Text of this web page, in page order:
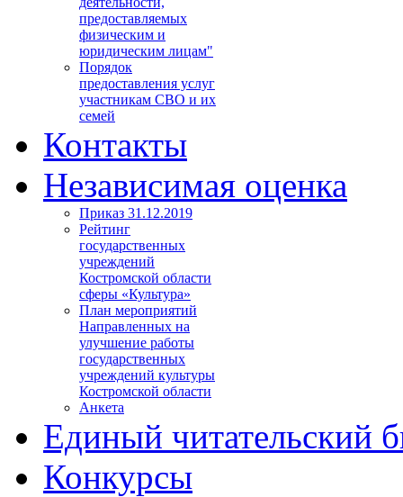
предоставляемых
физическим и
юридическим лицам"
Порядок
предоставления услуг
участникам СВО и их
семей
Контакты
Независимая оценка
Приказ 31.12.2019
Рейтинг
государственных
учреждений
Костромской области
сферы «Культура»
План мероприятий
Направленных на
улучшение работы
государственных
учреждений культуры
Костромской области
Анкета
Единый читательский
Конкурсы